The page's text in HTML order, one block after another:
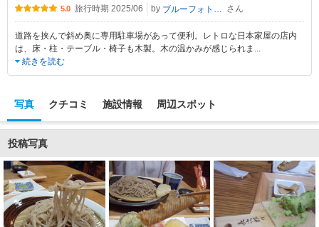
5.0 旅行時期 2025/06 by ブルーフォトトラベラー さん
道路を挟んで斜め奥に専用駐車場があって便利。レトロな日本家屋の店内
は、床・柱・テーブル・椅子も木製。木の温かみが感じられま ...
続きを読む
写真 クチコミ 施設情報 周辺スポット
投稿写真